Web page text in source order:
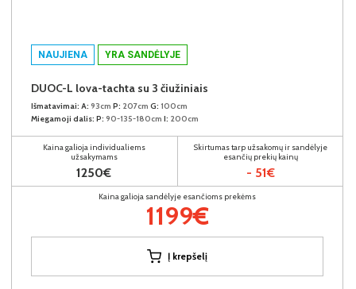
NAUJIENA YRA SANDĖLYJE
DUOC-L lova-tachta su 3 čiužiniais
Išmatavimai: A: 93cm P: 207cm G: 100cm
Miegamoji dalis: P: 90-135-180cm I: 200cm
Kaina galioja individualiems
užsakymams
1250€
Skirtumas tarp užsakomų ir sandėlyje
esančių prekių kainų
- 51€
Kaina galioja sandėlyje esančioms prekėms
1199€
Į krepšelį